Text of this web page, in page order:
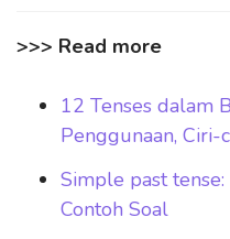
>>> Read more
12 Tenses dalam
Penggunaan, Ciri-
Simple past
Contoh Soal